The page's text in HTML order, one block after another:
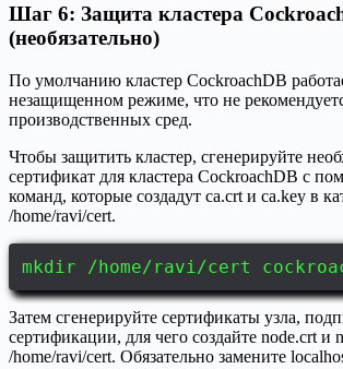
Шаг 6: Защита кластера
(необязательно)
По умолчанию кластер CockroachDB
незащищенном режиме, что не
производственных сред.
Чтобы защитить кластер, сгенерируйте
сертификат для кластера CockroachDB с
команд, которые создадут ca.crt и ca.key в
/home/ravi/cert.
mkdir /home/ravi/cert
Затем сгенерируйте сертификаты узла,
сертификации, для чего создайте node.crt и
/home/ravi/cert. Обязательно замените